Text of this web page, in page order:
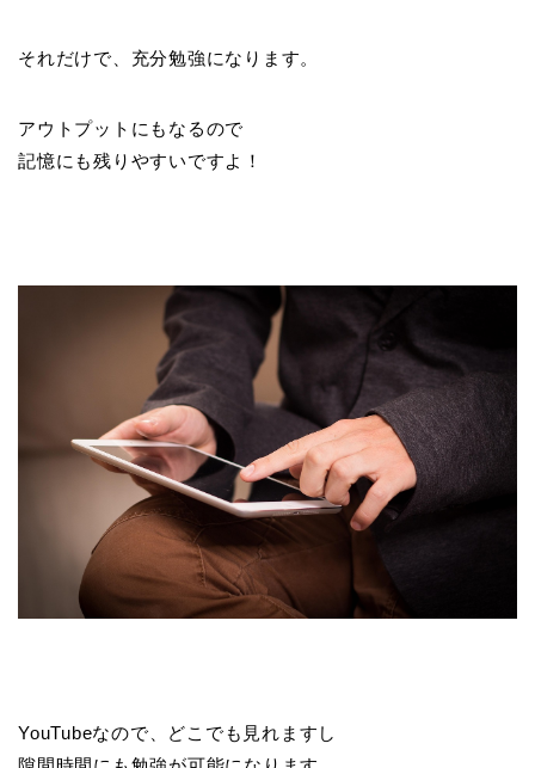
それだけで、充分勉強になります。
アウトプットにもなるので
記憶にも残りやすいですよ！
YouTubeなので、どこでも見れますし